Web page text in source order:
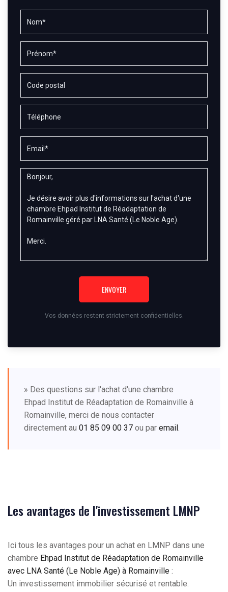
ENVOYER
Vos données restent strictement confidentielles.
» Des questions sur l'achat d'une chambre
Ehpad Institut de Réadaptation de Romainville à
Romainville, merci de nous contacter
directement au 01 85 09 00 37 ou par email
Les avantages de l'investissement LMNP
Ici tous les avantages pour un achat en LMNP dans une
chambre Ehpad Institut de Réadaptation de Romainville
avec LNA Santé (Le Noble Age) à Romainville :
Un investissement immobilier sécurisé et rentable.